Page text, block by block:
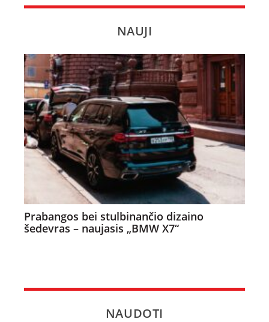
NAUJI
Prabangos bei stulbinančio dizaino
šedevras – naujasis „BMW X7“
NAUDOTI